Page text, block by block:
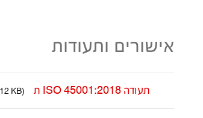
אישורים ותעודות
תעודה ISO 45001:2018 ת (PDF, 512 KB)